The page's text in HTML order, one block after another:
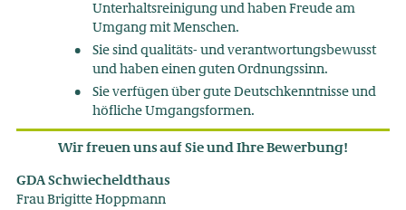
Unterhaltsreinigung und haben Freude am
Umgang mit Menschen.
Sie sind qualitäts- und verantwortungsbewusst
und haben einen guten Ordnungssinn.
Sie verfügen über gute Deutschkenntnisse und
höfliche Umgangsformen.
Wir freuen uns auf Sie und Ihre Bewerbung!
GDA Schwiecheldthaus
Frau Brigitte Hoppmann